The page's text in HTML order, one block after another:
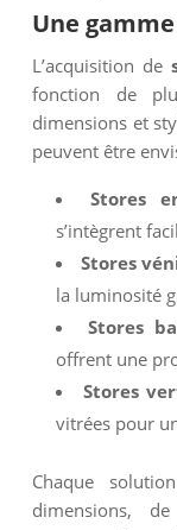
Une
L’acquisition de
fonction de
dimensions et
peuvent être
Stores
s’intègrent
Stores
la luminosité
Stores
offrent une
Stores
vitrées pour
Chaque
dimensions,